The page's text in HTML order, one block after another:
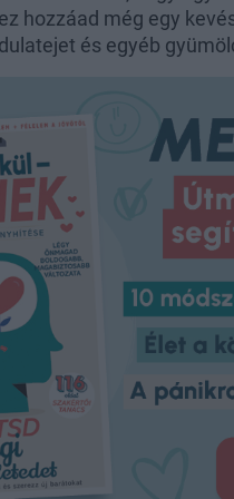
hozzáad még egy
és egyéb